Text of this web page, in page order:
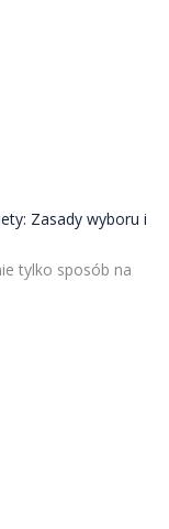
Zasady wyboru i
tylko sposób na